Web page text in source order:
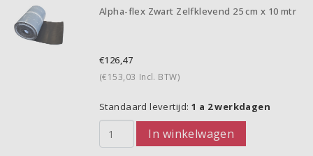
Alpha-flex Zwart Zelfklevend 25 cm x 10 mtr
€126,47
(€153,03 Incl. BTW)
Standaard levertijd: 1 a 2 werkdagen
In winkelwagen